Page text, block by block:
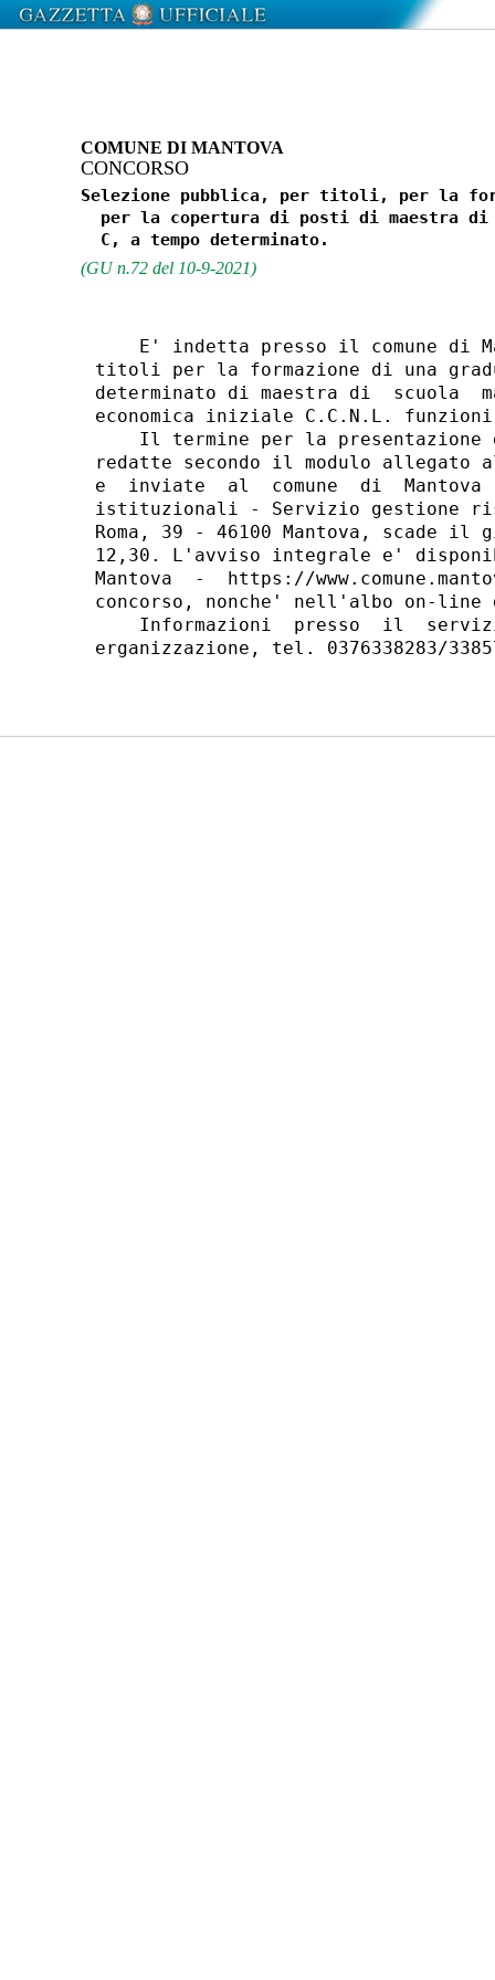
COMUNE DI MANTOVA
CONCORSO
Selezione pubblica, per titoli, per la
per la copertura di posti di maestra
(GU n.72 del 10-9-2021)
E' indetta presso il comune di
titoli per la formazione di una
determinato di maestra di  scuola
economica iniziale C.C.N.L.
Il termine per la presentazione
redatte secondo il modulo
e  inviate  al  comune  di
istituzionali - Servizio gestione
Roma, 39 - 46100 Mantova, scade
12,30. L'avviso integrale e'
Mantova  -  https://
concorso, nonche' nell'albo on-line
Informazioni  presso  il
erganizzazione, tel. 0376338283/